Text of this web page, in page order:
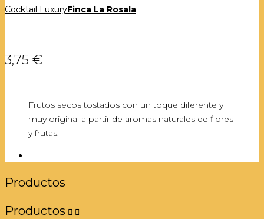
Cocktail LuxuryFinca La Rosala
3,75 €
Frutos secos tostados con un toque diferente y
muy original a partir de aromas naturales de flores
y frutas.
Productos
Productos  